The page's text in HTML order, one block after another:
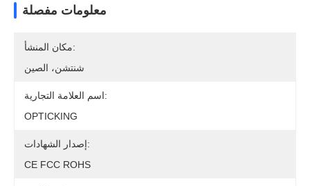
معلومات مفصلة
مكان المنشأ:
شنتشن، الصين
اسم العلامة التجارية:
OPTICKING
إصدار الشهادات:
CE FCC ROHS